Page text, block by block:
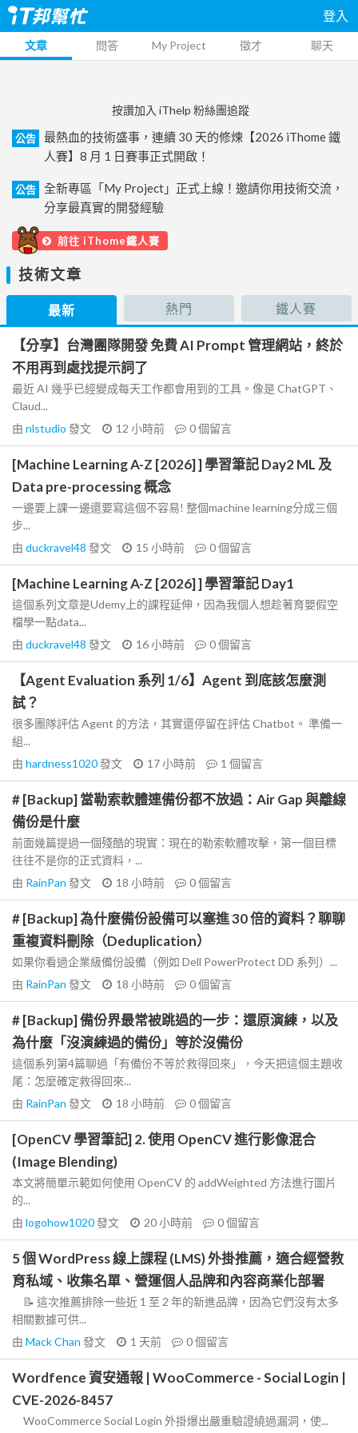
登入
文章 問答 My Project 徵才 聊天
按讚加入 iThelp 粉絲團追蹤
公告
最熱血的技術盛事，連續 30 天的修煉【2026 iThome 鐵
人賽】8 月 1 日賽事正式開啟！
公告
全新專區「My Project」正式上線！邀請你用技術交流，
分享最真實的開發經驗
前往 iThome鐵人賽
技術文章
最新 熱門 鐵人賽
【分享】台灣團隊開發 免費 AI Prompt 管理網站，終於
不用再到處找提示詞了
最近 AI 幾乎已經變成每天工作都會用到的工具。像是 ChatGPT、
Claud...
由 nlstudio 發文 12 小時前 0個留言
[Machine Learning A-Z [2026] ] 學習筆記 Day2 ML 及
Data pre-processing 概念
一邊要上課一邊還要寫這個不容易! 整個machine learning分成三個
步...
由 duckravel48 發文 15 小時前 0個留言
[Machine Learning A-Z [2026] ] 學習筆記 Day1
這個系列文章是Udemy上的課程延伸，因為我個人想趁著育嬰假空
檔學一點data...
由 duckravel48 發文 16 小時前 0個留言
【Agent Evaluation 系列 1/6】Agent 到底該怎麼測
試？
很多團隊評估 Agent 的方法，其實還停留在評估 Chatbot。 準備一
組...
由 hardness1020發文 17 小時前 1 個留言
# [Backup] 當勒索軟體連備份都不放過：Air Gap 與離線
備份是什麼
前面幾篇提過一個殘酷的現實：現在的勒索軟體攻擊，第一個目標
往往不是你的正式資料，...
由 RainPan 發文 18 小時前 0個留言
# [Backup] 為什麼備份設備可以塞進 30 倍的資料？聊聊
重複資料刪除（Deduplication）
如果你看過企業級備份設備（例如 Dell PowerProtect DD 系列）...
由 RainPan 發文 18 小時前 0個留言
# [Backup] 備份界最常被跳過的一步：還原演練，以及
為什麼「沒演練過的備份」等於沒備份
這個系列第4篇聊過「有備份不等於救得回來」，今天把這個主題收
尾：怎麼確定救得回來...
由 RainPan 發文 18 小時前 0個留言
[OpenCV 學習筆記] 2. 使用 OpenCV 進行影像混合
(Image Blending)
本文將簡單示範如何使用 OpenCV 的 addWeighted 方法進行圖片
的...
由 logohow1020發文 20 小時前 0個留言
5 個 WordPress 線上課程 (LMS) 外掛推薦，適合經營教
育私域、收集名單、營運個人品牌和內容商業化部署
📝 這次推薦排除一些近 1 至 2 年的新進品牌，因為它們沒有太多
相關數據可供...
由 Mack Chan 發文 1 天前 0個留言
Wordfence 資安通報 | WooCommerce - Social Login |
CVE-2026-8457
WooCommerce Social Login 外掛爆出嚴重驗證繞過漏洞，使...